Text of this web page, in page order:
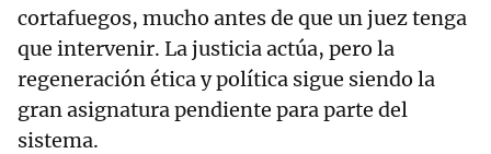
cortafuegos, mucho antes de que un juez tenga
que intervenir. La justicia actúa, pero la
regeneración ética y política sigue siendo la
gran asignatura pendiente para parte del
sistema.